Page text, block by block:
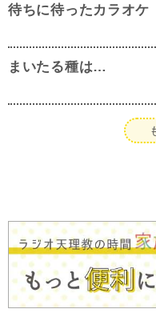
待ちに待ったカラオケ
まいたる種は…